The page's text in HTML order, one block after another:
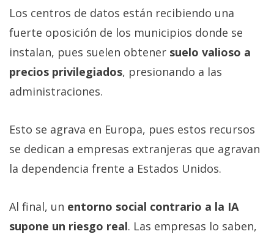
Los centros de datos están recibiendo una
fuerte oposición de los municipios donde se
instalan, pues suelen obtener suelo valioso a
precios privilegiados, presionando a las
administraciones.
Esto se agrava en Europa, pues estos recursos
se dedican a empresas extranjeras que agravan
la dependencia frente a Estados Unidos.
Al final, un entorno social contrario a la IA
supone un riesgo real. Las empresas lo saben,